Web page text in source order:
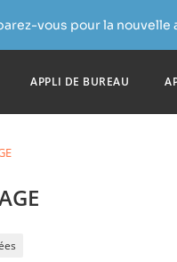
vous pour la nouvelle
APPLI DE BUREAU